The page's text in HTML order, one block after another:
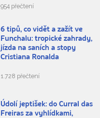
954 přečtení
6 tipů, co vidět a zažít ve
Funchalu: tropické zahrady,
jízda na saních a stopy
Cristiana Ronalda
1.728 přečtení
Údolí jeptišek: do Curral das
Freiras za vyhlídkami,